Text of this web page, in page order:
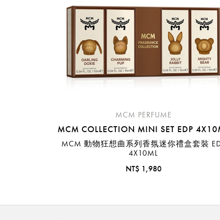
MCM PERFUME
MCM COLLECTION MINI SET EDP
MCM 動物狂想曲系列香氛迷你禮盒套裝
4X10ML
NT$ 1,980